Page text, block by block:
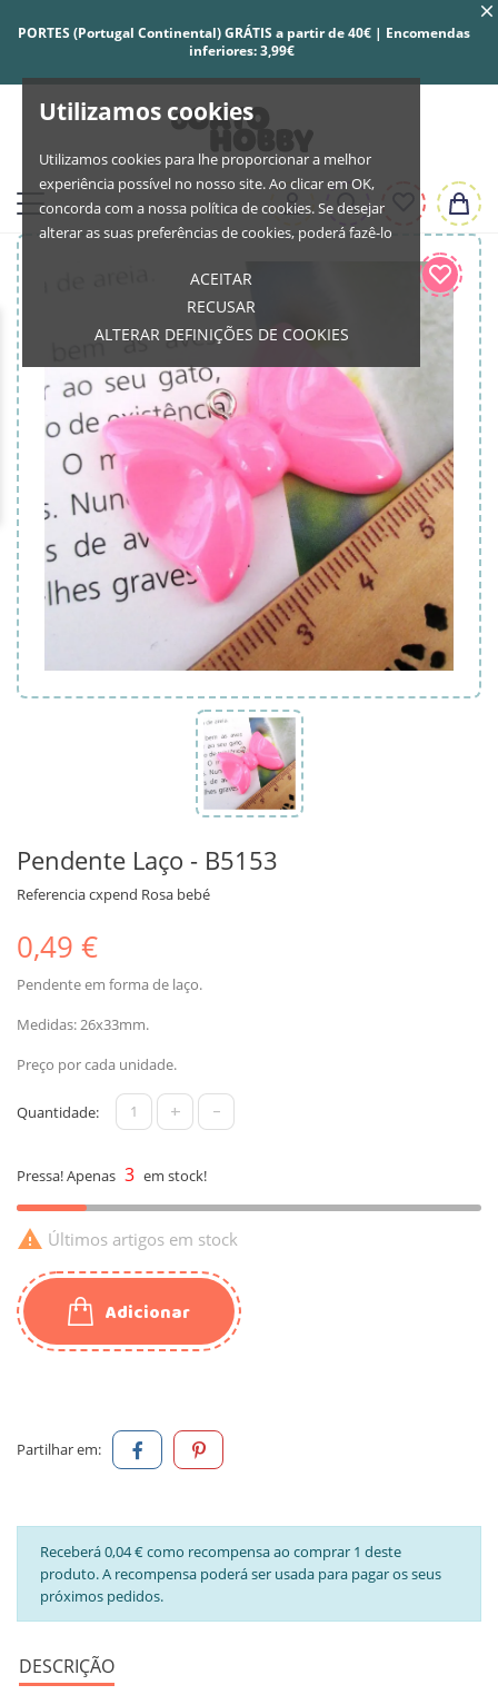
Utilizamos cookies
Utilizamos cookies para lhe proporcionar a melhor
experiência possível no nosso site. Ao clicar em OK,
concorda com a nossa política de cookies. Se desejar
alterar as suas preferências de cookies, poderá fazê-lo
ACEITAR
RECUSAR
ALTERAR DEFINIÇÕES DE COOKIES
PORTES (Portugal Continental) GRÁTIS a partir de 40€ | Encomendas
inferiores: 3,99€
Pendente Laço - B5153
Referenciacxpend Rosa bebé
0,49 €
Pendente em forma de laço.
Medidas: 26x33mm.
Preço por cada unidade.
Quantidade: + -
Pressa! Apenas 3 em stock!
 Últimos artigos em stock
Adicionar
Partilhar em:
Receberá 0,04 € como recompensa ao comprar 1 deste
produto. A recompensa poderá ser usada para pagar os seus
próximos pedidos.
DESCRIÇÃO